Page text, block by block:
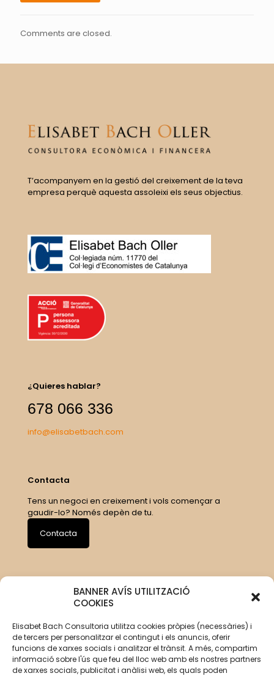
BANNER AVÍS UTILITZACIÓ
COOKIES
Elisabet Bach Consultoria utilitza cookies pròpies (necessàries) i
de tercers per personalitzar el contingut i els anuncis, oferir
funcions de xarxes socials i analitzar el trànsit. A més, compartim
informació sobre l'ús que feu del lloc web amb els nostres partners
de xarxes socials, publicitat i anàlisi web, els quals poden
Comments are closed.
T’acompanyem en la gestió del creixement de la teva
empresa perquè aquesta assoleixi els seus objectius.
¿Quieres hablar?
678 066 336
info@elisabetbach.com
Contacta
Tens un negoci en creixement i vols començar a
gaudir-lo? Només depèn de tu.
Contacta